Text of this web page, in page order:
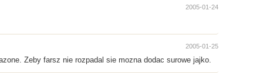
2005-01-24
2005-01-25
Zeby farsz nie rozpadal sie mozna dodac surowe jajko.